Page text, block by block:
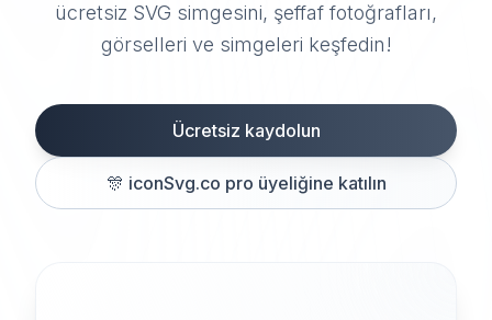
ücretsiz SVG simgesini, şeffaf fotoğrafları,
görselleri ve simgeleri keşfedin!
Ücretsiz kaydolun
🎊 iconSvg.co pro üyeliğine katılın